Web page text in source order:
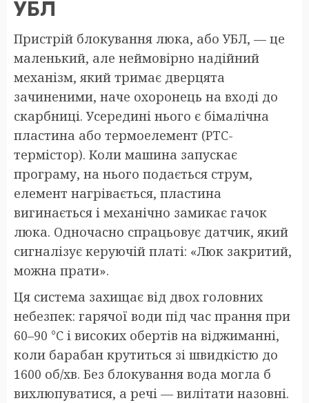
УБЛ
Пристрій блокування люка, або УБЛ, — це
маленький, але неймовірно надійний
механізм, який тримає дверцята
зачиненими, наче охоронець на вході до
скарбниці. Усередині нього є бімалічна
пластина або термоелемент (PTC-
термістор). Коли машина запускає
програму, на нього подається струм,
елемент нагрівається, пластина
вигинається і механічно замикає гачок
люка. Одночасно спрацьовує датчик, який
сигналізує керуючій платі: «Люк закритий,
можна прати».
Ця система захищає від двох головних
небезпек: гарячої води під час прання при
60–90 °C і високих обертів на віджиманні,
коли барабан крутиться зі швидкістю до
1600 об/хв. Без блокування вода могла б
вихлюпуватися, а речі — вилітати назовні.